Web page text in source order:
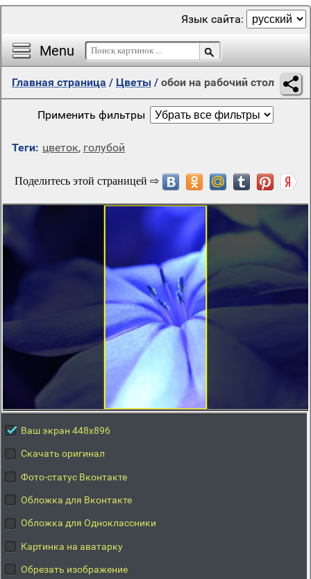
Menu
Язык сайта:
Главная страница / Цветы / обои на рабочий стол
Применить фильтры
Теги: цветок, голубой
Ваш экран 448x896
Скачать оригинал
Фото-статус Вконтакте
Обложка для Вконтакте
Обложка для Одноклассники
Картинка на аватарку
Обрезать изображение